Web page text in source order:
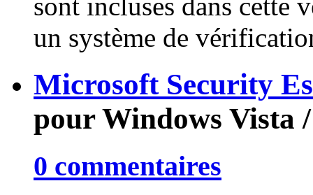
sont incluses dans cette
un système de
Microsoft Security
pour Windows Vista
0 commentaires